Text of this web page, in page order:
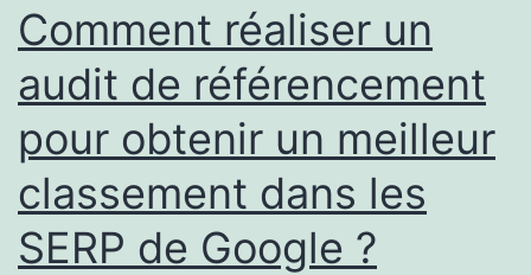
Comment réaliser un
audit de référencement
pour obtenir un meilleur
classement dans les
SERP de Google ?